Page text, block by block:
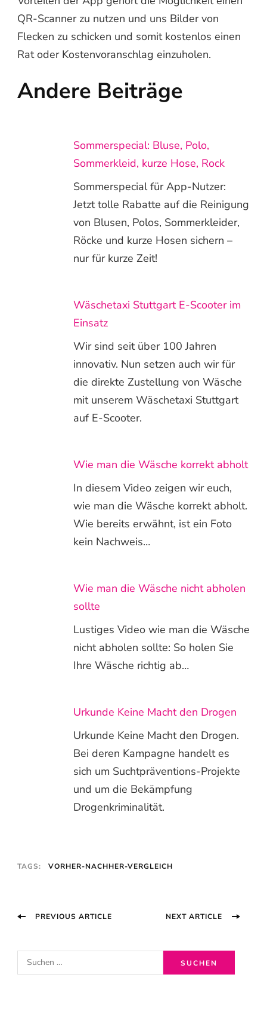
QR-Scanner zu nutzen und uns Bilder von
Flecken zu schicken und somit kostenlos einen
Rat oder Kostenvoranschlag einzuholen.
Andere Beiträge
Sommerspecial: Bluse, Polo,
Sommerkleid, kurze Hose, Rock
Sommerspecial für App-Nutzer:
Jetzt tolle Rabatte auf die Reinigung
von Blusen, Polos, Sommerkleider,
Röcke und kurze Hosen sichern –
nur für kurze Zeit!
Wäschetaxi Stuttgart E-Scooter im
Einsatz
Wir sind seit über 100 Jahren
innovativ. Nun setzen auch wir für
die direkte Zustellung von Wäsche
mit unserem Wäschetaxi Stuttgart
auf E-Scooter.
Wie man die Wäsche korrekt abholt
In diesem Video zeigen wir euch,
wie man die Wäsche korrekt abholt.
Wie bereits erwähnt, ist ein Foto
kein Nachweis…
Wie man die Wäsche nicht abholen
sollte
Lustiges Video wie man die Wäsche
nicht abholen sollte: So holen Sie
Ihre Wäsche richtig ab…
Urkunde Keine Macht den Drogen
Urkunde Keine Macht den Drogen.
Bei deren Kampagne handelt es
sich um Suchtpräventions-Projekte
und um die Bekämpfung
Drogenkriminalität.
TAGS: VORHER-NACHHER-VERGLEICH
PostPREVIOUS ARTICLE NEXT ARTICLE
u